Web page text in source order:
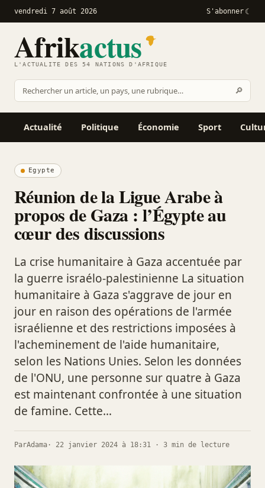
vendredi 7 août 2026 S'abonner
Afrikactus
L'ACTUALITÉ DES 54 NATIONS D'AFRIQUE
Rechercher
sur
Afrikactus
🔎
Actualité Politique Économie Sport
Egypte
Réunion de la Ligue Arabe à
propos de Gaza : l’Égypte au
cœur des discussions
La crise humanitaire à Gaza accentuée par
la guerre israélo-palestinienne La situation
humanitaire à Gaza s'aggrave de jour en
jour en raison des opérations de l'armée
israélienne et des restrictions imposées à
l'acheminement de l'aide humanitaire,
selon les Nations Unies. Selon les données
de l'ONU, une personne sur quatre à Gaza
est maintenant confrontée à une situation
de famine. Cette…
ParAdama · 22 janvier 2024 à 18:31 · 3 min de lecture